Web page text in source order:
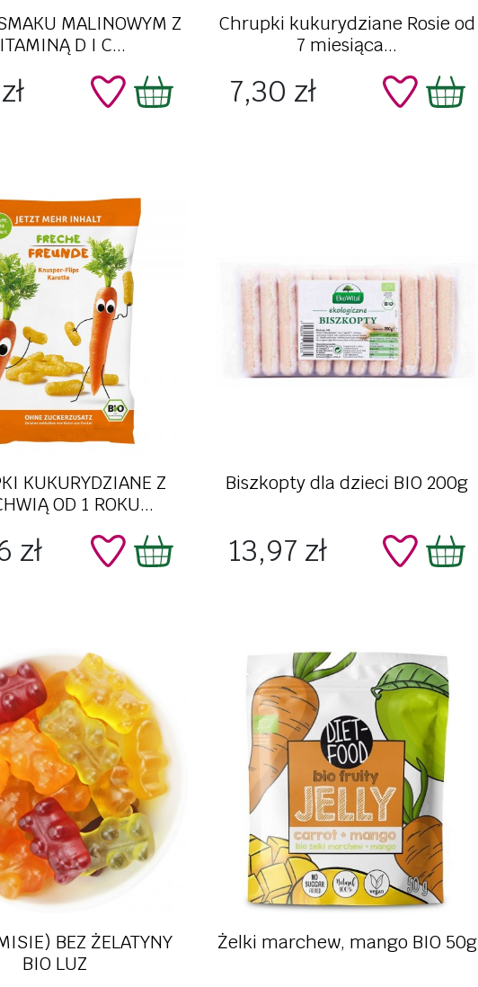
MALINOWYM Z
D I C...
Szybki podgląd
Chrupki kukurydziane Rosie od
7 miesiąca...
Cena
7,30 zł
KUKURYDZIANE Z
OD 1 ROKU...
zł
Szybki podgląd
Biszkopty dla dzieci BIO 200g
Cena
13,97 zł
Szybki podgląd
BEZ ŻELATYNY
BIO LUZ
Szybki podgląd
Żelki marchew, mango BIO 50g